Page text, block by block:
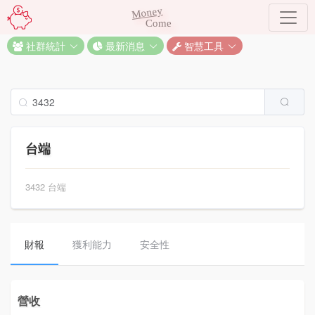
Money
Come
社群統計 最新消息 智慧工具
台端
3432 台端
財報 獲利能力 安全性
營收